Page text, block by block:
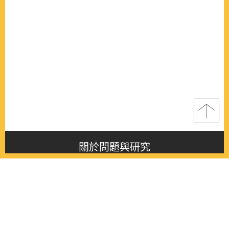
關於問題與研究
About this journal